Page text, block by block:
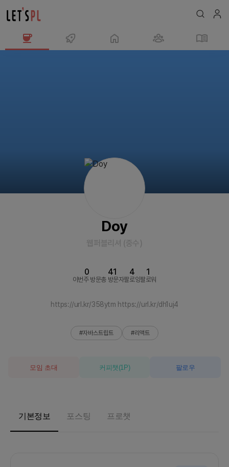
Doy
웹퍼블리셔 (중수)
이번주 방문
0
총 방문자
41
팔로잉
4
팔로워
1
https://url.kr/358ytm https://url.kr/dh1uj4
#자바스트립트 #리액트
모임 초대 커피챗 (1 P) 팔로우
기본정보 포스팅 프로챗